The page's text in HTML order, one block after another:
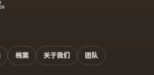
档案 关于我们 团队